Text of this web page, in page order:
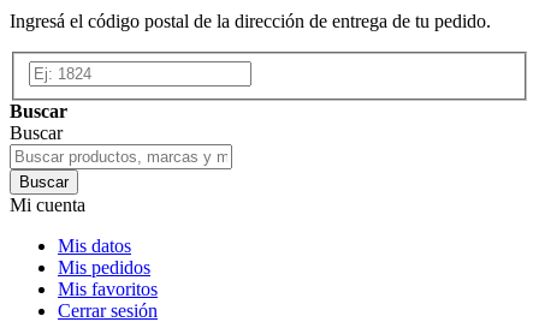
Ingresá el código postal de la dirección de entrega de tu pedido.
Buscar
Buscar
Buscar
Mi cuenta
Mis datos
Mis pedidos
Mis favoritos
Cerrar sesión